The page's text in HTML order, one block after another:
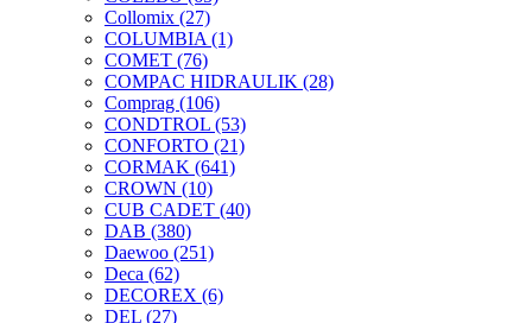
Collomix (27)
COLUMBIA (1)
COMET (76)
COMPAC HIDRAULIK (28)
Comprag (106)
CONDTROL (53)
CONFORTO (21)
CORMAK (641)
CROWN (10)
CUB CADET (40)
DAB (380)
Daewoo (251)
Deca (62)
DECOREX (6)
DEL (27)